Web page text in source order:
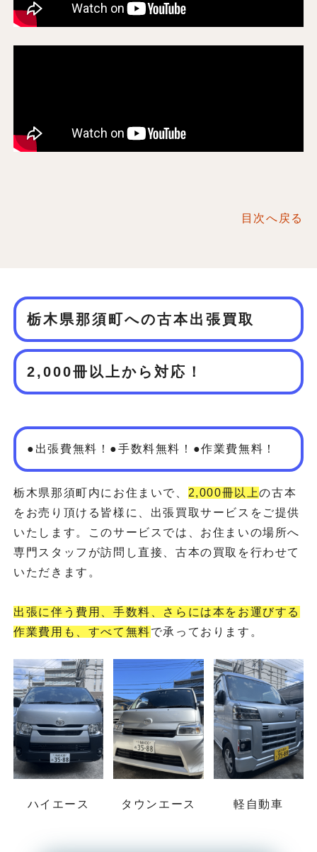
目次へ戻る
栃木県那須町への古本出張買取
2,000冊以上から対応！
●出張費無料！●手数料無料！●作業費無料！
栃木県那須町内にお住まいで、 2,000冊以上の古本
をお売り頂ける皆様に、出張買取サービスをご提供
いたします。このサービスでは、お住まいの場所へ
専門スタッフが訪問し直接、古本の買取を行わせて
いただきます。
出張に伴う費用、手数料、さらには本をお運びする
作業費用も、すべて無料で承っております。
ハイエース タウンエース 軽自動車